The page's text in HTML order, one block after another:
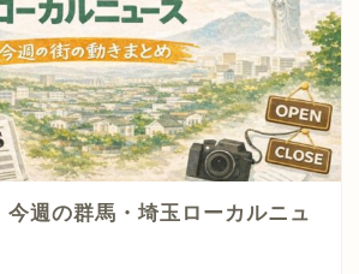
今週の群馬・埼玉ローカルニュ